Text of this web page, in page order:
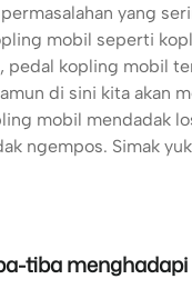
yang
mobil seperti
pedal kopling mobil
di sini kita akan
mobil mendadak
ngempos. Simak
tiba menghadapi